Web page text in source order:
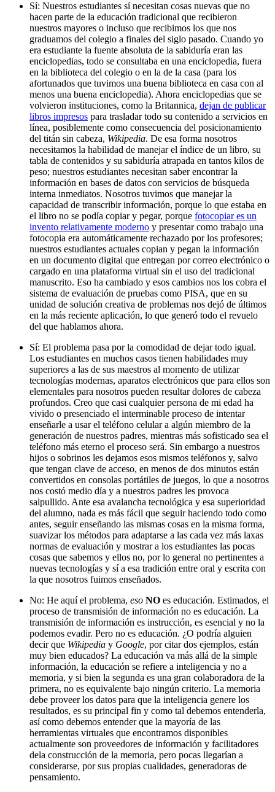
Sí: Nuestros estudiantes sí necesitan cosas nuevas que no
hacen parte de la educación tradicional que recibieron
nuestros mayores o incluso que recibimos los que nos
graduamos del colegio a finales del siglo pasado. Cuando yo
era estudiante la fuente absoluta de la sabiduría eran las
enciclopedias, todo se consultaba en una enciclopedia, fuera
en la biblioteca del colegio o en la de la casa (para los
afortunados que tuvimos una buena biblioteca en casa con al
menos una buena enciclopedia). Ahora enciclopedias que se
volvieron instituciones, como la Britannica, dejan de publicar
libros impresos para trasladar todo su contenido a servicios en
línea, posiblemente como consecuencia del posicionamiento
del titán sin cabeza, Wikipedia. De esa forma nosotros
necesitamos la habilidad de manejar el índice de un libro, su
tabla de contenidos y su sabiduría atrapada en tantos kilos de
peso; nuestros estudiantes necesitan saber encontrar la
información en bases de datos con servicios de búsqueda
interna inmediatos. Nosotros tuvimos que manejar la
capacidad de transcribir información, porque lo que estaba en
el libro no se podía copiar y pegar, porque fotocopiar es un
invento relativamente moderno y presentar como trabajo una
fotocopia era automáticamente rechazado por los profesores;
nuestros estudiantes actuales copian y pegan la información
en un documento digital que entregan por correo electrónico o
cargado en una plataforma virtual sin el uso del tradicional
manuscrito. Eso ha cambiado y esos cambios nos los cobra el
sistema de evaluación de pruebas como PISA, que en su
unidad de solución creativa de problemas nos dejó de últimos
en la más reciente aplicación, lo que generó todo el revuelo
del que hablamos ahora.
Sí: El problema pasa por la comodidad de dejar todo igual.
Los estudiantes en muchos casos tienen habilidades muy
superiores a las de sus maestros al momento de utilizar
tecnologías modernas, aparatos electrónicos que para ellos son
elementales para nosotros pueden resultar dolores de cabeza
profundos. Creo que casi cualquier persona de mi edad ha
vivido o presenciado el interminable proceso de intentar
enseñarle a usar el teléfono celular a algún miembro de la
generación de nuestros padres, mientras más sofisticado sea el
teléfono más eterno el proceso será. Sin embargo a nuestros
hijos o sobrinos les dejamos esos mismos teléfonos y, salvo
que tengan clave de acceso, en menos de dos minutos están
convertidos en consolas portátiles de juegos, lo que a nosotros
nos costó medio día y a nuestros padres les provoca
salpullido. Ante esa avalancha tecnológica y esa superioridad
del alumno, nada es más fácil que seguir haciendo todo como
antes, seguir enseñando las mismas cosas en la misma forma,
suavizar los métodos para adaptarse a las cada vez más laxas
normas de evaluación y mostrar a los estudiantes las pocas
cosas que sabemos y ellos no, por lo general no pertinentes a
nuevas tecnologías y sí a esa tradición entre oral y escrita con
la que nosotros fuimos enseñados.
No: He aquí el problema, eso NO es educación. Estimados, el
proceso de transmisión de información no es educación. La
transmisión de información es instrucción, es esencial y no la
podemos evadir. Pero no es educación. ¿O podría alguien
decir que Wikipedia y Google, por citar dos ejemplos, están
muy bien educados? La educación va más allá de la simple
información, la educación se refiere a inteligencia y no a
memoria, y si bien la segunda es una gran colaboradora de la
primera, no es equivalente bajo ningún criterio. La memoria
debe proveer los datos para que la inteligencia genere los
resultados, es su principal fin y como tal debemos entenderla,
así como debemos entender que la mayoría de las
herramientas virtuales que encontramos disponibles
actualmente son proveedores de información y facilitadores
dela construcción de la memoria, pero pocas llegarían a
considerarse, por sus propias cualidades, generadoras de
pensamiento.